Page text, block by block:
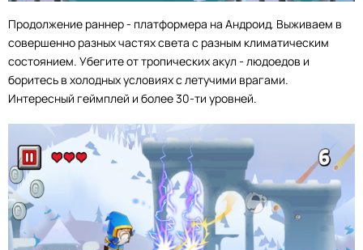
Продолжение раннер - платформера на Андроид. Выживаем в
совершенно разных частях света с разным климатическим
состоянием. Убегите от тропических акул - людоедов и
боритесь в холодных условиях с летучими врагами.
Интересный геймплей и более 30-ти уровней.